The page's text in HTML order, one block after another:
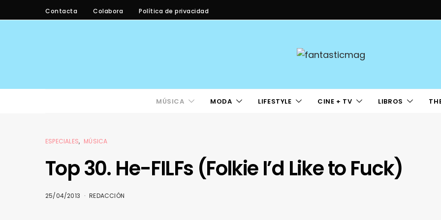
Contacta Colabora Política de privacidad
MÚSICA MODA LIFESTYLE CINE + TV LIBROS
ESPECIALES MÚSICA
Top 30. He-FILFs (Folkie I’d Like to Fuck)
25/04/2013 REDACCIÓN